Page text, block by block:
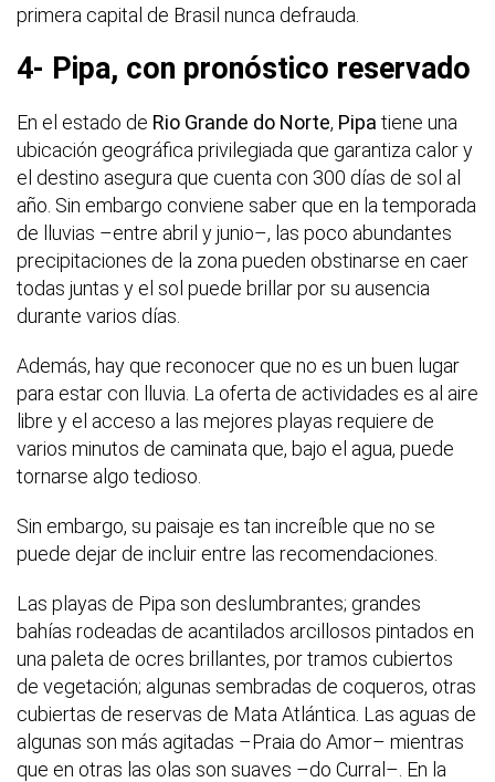
primera capital de Brasil nunca defrauda.
4- Pipa, con pronóstico reservado
En el estado de Rio Grande do Norte, Pipa tiene una
ubicación geográfica privilegiada que garantiza calor y
el destino asegura que cuenta con 300 días de sol al
año. Sin embargo conviene saber que en la temporada
de lluvias –entre abril y junio–, las poco abundantes
precipitaciones de la zona pueden obstinarse en caer
todas juntas y el sol puede brillar por su ausencia
durante varios días.
Además, hay que reconocer que no es un buen lugar
para estar con lluvia. La oferta de actividades es al aire
libre y el acceso a las mejores playas requiere de
varios minutos de caminata que, bajo el agua, puede
tornarse algo tedioso.
Sin embargo, su paisaje es tan increíble que no se
puede dejar de incluir entre las recomendaciones.
Las playas de Pipa son deslumbrantes; grandes
bahías rodeadas de acantilados arcillosos pintados en
una paleta de ocres brillantes, por tramos cubiertos
de vegetación; algunas sembradas de coqueros, otras
cubiertas de reservas de Mata Atlántica. Las aguas de
algunas son más agitadas –Praia do Amor– mientras
que en otras las olas son suaves –do Curral–. En la